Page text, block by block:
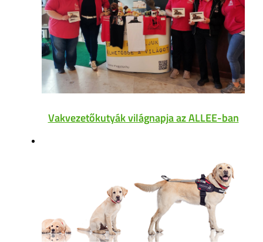
Vakvezetőkutyák világnapja az ALLEE-ban